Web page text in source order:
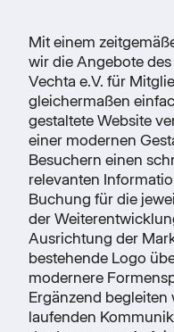
Mit einem
wir die Angebote
Vechta e.V. für
gleichermaßen
gestaltete Website
einer modernen
Besuchern einen
relevanten
Buchung für die
der
Ausrichtung der
bestehende Logo
modernere
Ergänzend
laufenden